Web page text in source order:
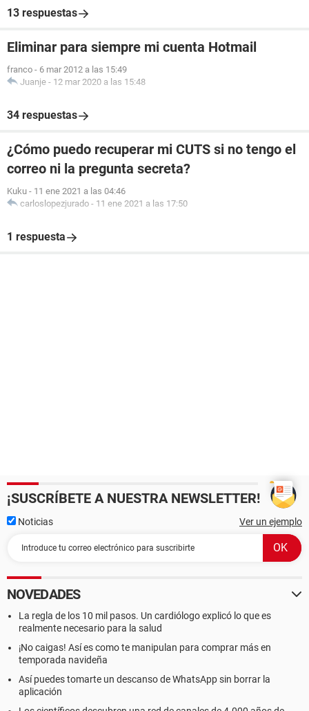
13 respuestas
Eliminar para siempre mi cuenta Hotmail
franco - 6 mar 2012 a las 15:49
Juanje - 12 mar 2020 a las 15:48
34 respuestas
¿Cómo puedo recuperar mi CUTS si no tengo el
correo ni la pregunta secreta?
Kuku - 11 ene 2021 a las 04:46
carloslopezjurado - 11 ene 2021 a las 17:50
1 respuesta
¡SUSCRÍBETE A NUESTRA NEWSLETTER!
Noticias Ver un ejemplo
NOVEDADES
La regla de los 10 mil pasos. Un cardiólogo explicó lo que es
realmente necesario para la salud
¡No caigas! Así es como te manipulan para comprar más en
temporada navideña
Así puedes tomarte un descanso de WhatsApp sin borrar la
aplicación